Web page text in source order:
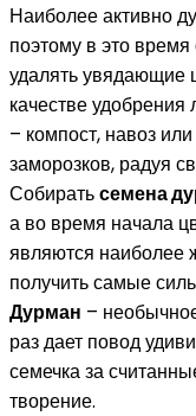
Наиболее активно
поэтому в это
удалять увядающие
качестве удобрения
– компост, навоз
заморозков, радуя
Собиратьсемена
а во время начала
являются наиболее
получить самые
Дурман –
раз дает повод
семечка за
творение.